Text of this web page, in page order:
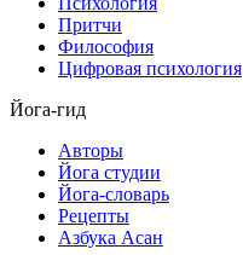
Притчи
Философия
Цифровая психология
Йога-гид
Авторы
Йога студии
Йога-словарь
Рецепты
Азбука Асан